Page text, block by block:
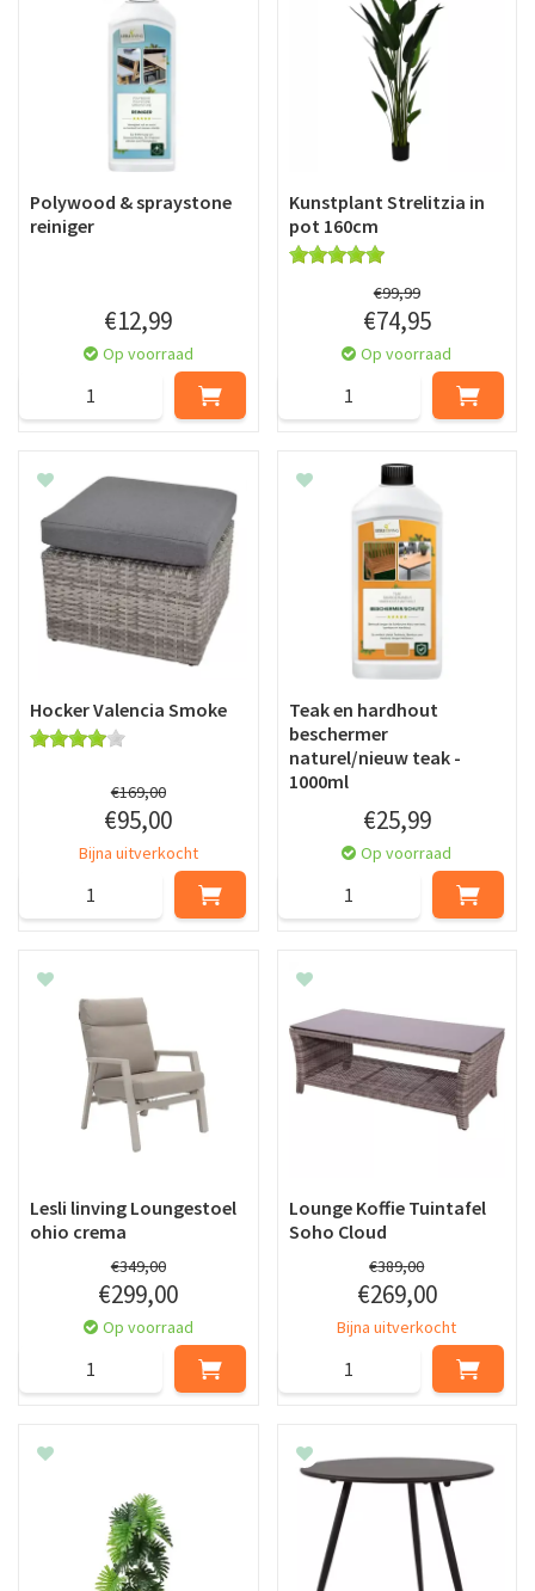
Polywood & spraystone
reiniger
€12,99
Op voorraad
Kunstplant Strelitzia in
pot 160cm
€99,99
€74,95
Op voorraad
Hocker Valencia Smoke
€169,00
€95,00
Bijna uitverkocht
Teak en hardhout
beschermer
naturel/nieuw teak -
1000ml
€25,99
Op voorraad
Lesli linving Loungestoel
ohio crema
€349,00
€299,00
Op voorraad
Lounge Koffie Tuintafel
Soho Cloud
€389,00
€269,00
Bijna uitverkocht